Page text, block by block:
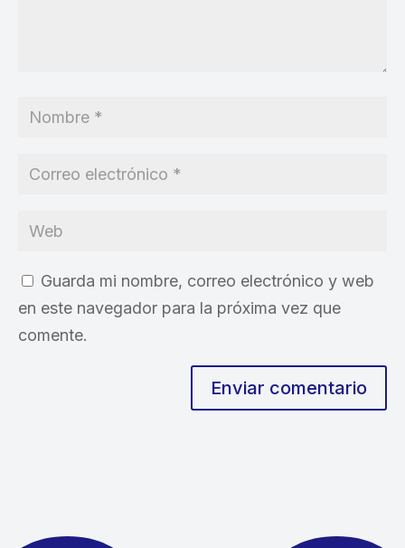
Guarda mi nombre, correo electrónico y web
en este navegador para la próxima vez que
comente.
Enviar comentario